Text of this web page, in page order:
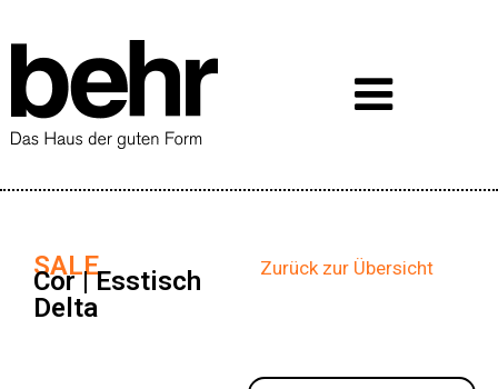
SALE
Cor | Esstisch
Delta
Zurück zur Übersicht